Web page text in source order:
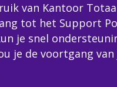
van Kantoor
tot het Support
je snel
je de voortgang van